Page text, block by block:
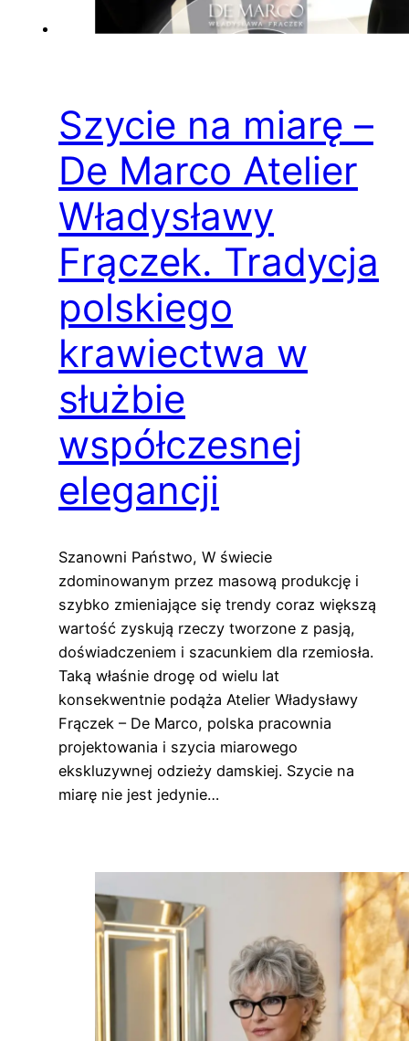
Szycie na miarę –
De Marco Atelier
Władysławy
Frączek. Tradycja
polskiego
krawiectwa w
służbie
współczesnej
elegancji
Szanowni Państwo, W świecie
zdominowanym przez masową produkcję i
szybko zmieniające się trendy coraz większą
wartość zyskują rzeczy tworzone z pasją,
doświadczeniem i szacunkiem dla rzemiosła.
Taką właśnie drogę od wielu lat
konsekwentnie podąża Atelier Władysławy
Frączek – De Marco, polska pracownia
projektowania i szycia miarowego
ekskluzywnej odzieży damskiej. Szycie na
miarę nie jest jedynie…